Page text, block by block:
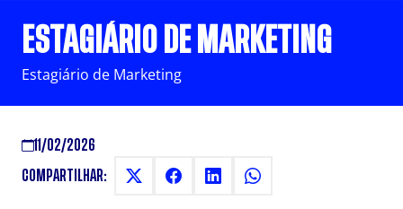
ESTAGIÁRIO DE MARKETING
Estagiário de Marketing
11/02/2026
COMPARTILHAR: